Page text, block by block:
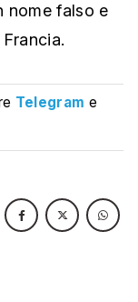
nome falso e
Telegram e